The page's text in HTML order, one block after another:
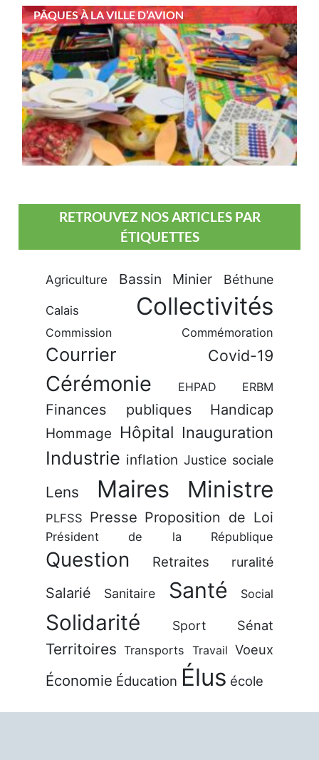
PÂQUES À LA VILLE D’AVION
RETROUVEZ NOS ARTICLES PAR
ÉTIQUETTES
Agriculture Bassin Minier Béthune
Calais Collectivités
Commission Commémoration
Courrier Covid-19
Cérémonie EHPAD ERBM
Finances publiques Handicap
Hommage Hôpital Inauguration
Industrie inflation Justice sociale
Lens Maires Ministre
PLFSS Presse Proposition de Loi
Président de la République
Question Retraites ruralité
Salarié Sanitaire Santé Social
Solidarité Sport Sénat
Territoires Transports Travail Voeux
Économie Éducation Élus école